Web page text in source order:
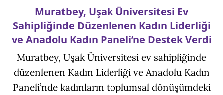
Muratbey, Uşak Üniversitesi Ev
Sahipliğinde Düzenlenen Kadın Liderliği
ve Anadolu Kadın Paneli’ne Destek Verdi
Muratbey, Uşak Üniversitesi ev sahipliğinde
düzenlenen Kadın Liderliği ve Anadolu Kadın
Paneli’nde kadınların toplumsal dönüşümdeki